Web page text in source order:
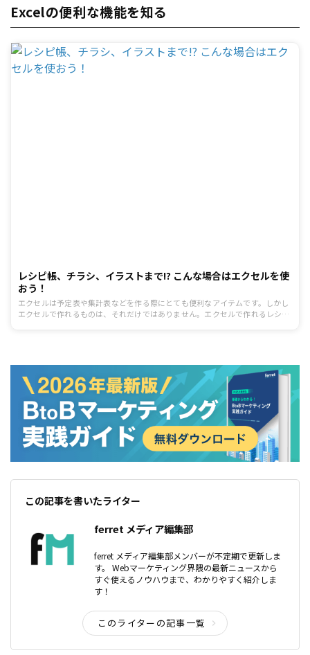
Excelの便利な機能を知る
レシピ帳、チラシ、イラストまで!? こんな場合はエクセルを使
おう！
エクセルは予定表や集計表などを作る際にとても便利なアイテムです。しかし
エクセルで作れるものは、それだけではありません。エクセルで作れるレシピ
この記事を書いたライター
ferret メディア編集部
ferret メディア編集部メンバーが不定期で更新しま
す。 Webマーケティング界隈の最新ニュースから
すぐ使えるノウハウまで、わかりやすく紹介しま
す！
このライターの記事一覧